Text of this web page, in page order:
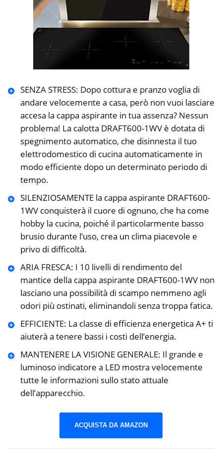
SENZA STRESS: Dopo cottura e pranzo voglia di
andare velocemente a casa, però non vuoi lasciare
accesa la cappa aspirante in tua assenza? Nessun
problema! La calotta DRAFT600-1WV è dotata di
spegnimento automatico, che disinnesta il tuo
elettrodomestico di cucina automaticamente in
modo efficiente dopo un determinato periodo di
tempo.
SILENZIOSAMENTE la cappa aspirante DRAFT600-
1WV conquisterà il cuore di ognuno, che ha come
hobby la cucina, poiché il particolarmente basso
brusio durante l’uso, crea un clima piacevole e
privo di difficoltà.
ARIA FRESCA: I 10 livelli di rendimento del
mantice della cappa aspirante DRAFT600-1WV non
lasciano una possibilità di scampo nemmeno agli
odori più ostinati, eliminandoli senza troppa fatica.
EFFICIENTE: La classe di efficienza energetica A+ ti
aiuterà a tenere bassi i costi dell’energia.
MANTENERE LA VISIONE GENERALE: Il grande e
luminoso indicatore a LED mostra velocemente
tutte le informazioni sullo stato attuale
dell’apparecchio.
ACQUISTA DA AMAZON